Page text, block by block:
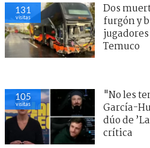
131
visitas
Dos
furgón y
Temuco
105
visitas
"No les
García-
dúo de
crítica